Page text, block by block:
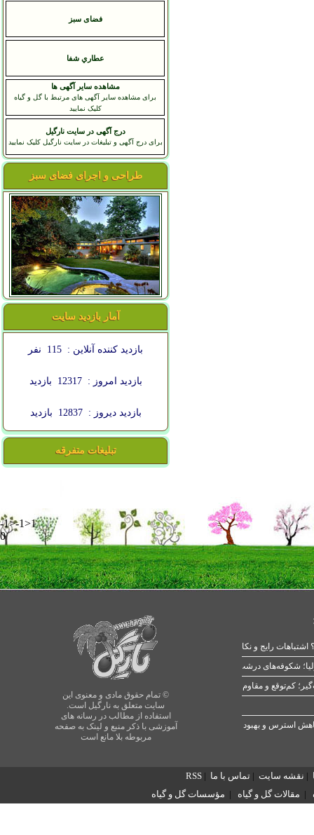
فضای سبز
عطاري شفا
مشاهده سایر آگهی ها
برای مشاهده سایر آگهی های مرتبط با گل و گیاه
کلیک نمایید
درج آگهی در سایت نارگیل
برای درج آگهی و تبلیغات در سایت نارگیل کلیک نمایید
طراحی و اجرای فضای سبز
آمار بازدید سایت
بازدید کننده آنلاین : 115 نفر
بازدید امروز : 12317 بازدید
بازدید دیروز : 12837 بازدید
تبلیغات متفرقه
-1>-1>1
0
© تمام حقوق مادی و معنوی این
سایت متعلق به نارگیل است.
استفاده از مطالب در رسانه های
آموزشی با ذکر منبع و لینک به صفحه
مربوطه بلا مانع است
رایج و نکات طلایی
شکوفه‌های درشت در بهار
| نقشه سایت | تماس با ما |
RSS
| مقالات گل و گیاه | مؤسسات گل و گیاه